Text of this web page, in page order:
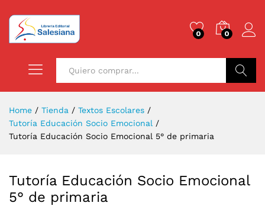
0 0
Home / Tienda / Textos Escolares /
Tutoría Educación Socio Emocional /
Tutoría Educación Socio Emocional 5° de primaria
Tutoría Educación Socio Emocional
5° de primaria